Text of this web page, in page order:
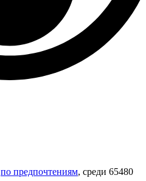
по предпочтениям, среди 65480